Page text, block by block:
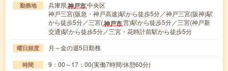
勤務地 兵庫県神戸市中央区
神戸三宮(阪急・神戸高速)駅から徒歩5分／神戸三宮(阪神)駅
から徒歩5分／三宮(神戸市営)駅から徒歩5分／三宮(神戸新
交通)駅から徒歩5分／三宮・花時計前駅から徒歩5分
曜日頻度 月～金の週5日勤務
時間 9：00～17：00(実働7時間/休憩60分)